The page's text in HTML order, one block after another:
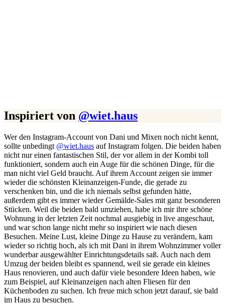
Inspiriert von @wiet.haus
Wer den Instagram-Account von Dani und Mixen noch nicht kennt,
sollte unbedingt @wiet.haus auf Instagram folgen. Die beiden haben
nicht nur einen fantastischen Stil, der vor allem in der Kombi toll
funktioniert, sondern auch ein Auge für die schönen Dinge, für die
man nicht viel Geld braucht. Auf ihrem Account zeigen sie immer
wieder die schönsten Kleinanzeigen-Funde, die gerade zu
verschenken bin, und die ich niemals selbst gefunden hätte,
außerdem gibt es immer wieder Gemälde-Sales mit ganz besonderen
Stücken. Weil die beiden bald umziehen, habe ich mir ihre schöne
Wohnung in der letzten Zeit nochmal ausgiebig in live angeschaut,
und war schon lange nicht mehr so inspiriert wie nach diesen
Besuchen. Meine Lust, kleine Dinge zu Hause zu verändern, kam
wieder so richtig hoch, als ich mit Dani in ihrem Wohnzimmer voller
wunderbar ausgewählter Einrichtungsdetails saß. Auch nach dem
Umzug der beiden bleibt es spannend, weil sie gerade ein kleines
Haus renovieren, und auch dafür viele besondere Ideen haben, wie
zum Beispiel, auf Kleinanzeigen nach alten Fliesen für den
Küchenboden zu suchen. Ich freue mich schon jetzt darauf, sie bald
im Haus zu besuchen.